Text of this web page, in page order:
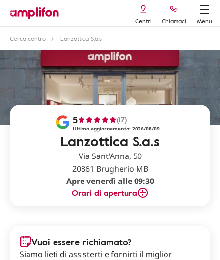
Centri Chiamaci
Menu
Cerca centro
Lanzottica S.a.s
Lanzottica S.a.s
5 (17)
Ultimo aggiornamento: 2026/08/09
Via Sant'Anna, 50
20861 Brugherio MB
Apre venerdì alle 09:30
Orari di apertura
Vuoi essere richiamato?
Siamo lieti di assisterti e fornirti il miglior